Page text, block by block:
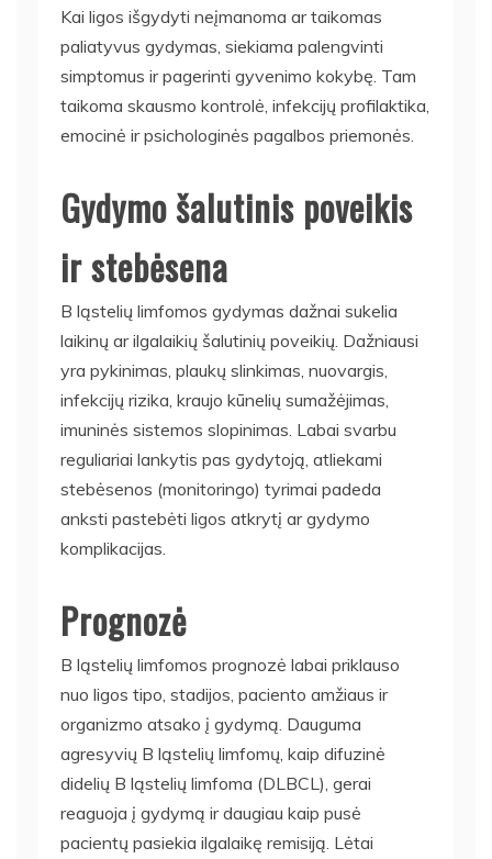
Kai ligos išgydyti neįmanoma ar taikomas
paliatyvus gydymas, siekiama palengvinti
simptomus ir pagerinti gyvenimo kokybę. Tam
taikoma skausmo kontrolė, infekcijų profilaktika,
emocinė ir psichologinės pagalbos priemonės.
Gydymo šalutinis poveikis
ir stebėsena
B ląstelių limfomos gydymas dažnai sukelia
laikinų ar ilgalaikių šalutinių poveikių. Dažniausi
yra pykinimas, plaukų slinkimas, nuovargis,
infekcijų rizika, kraujo kūnelių sumažėjimas,
imuninės sistemos slopinimas. Labai svarbu
reguliariai lankytis pas gydytoją, atliekami
stebėsenos (monitoringo) tyrimai padeda
anksti pastebėti ligos atkrytį ar gydymo
komplikacijas.
Prognozė
B ląstelių limfomos prognozė labai priklauso
nuo ligos tipo, stadijos, paciento amžiaus ir
organizmo atsako į gydymą. Dauguma
agresyvių B ląstelių limfomų, kaip difuzinė
didelių B ląstelių limfoma (DLBCL), gerai
reaguoja į gydymą ir daugiau kaip pusė
pacientų pasiekia ilgalaikę remisiją. Lėtai